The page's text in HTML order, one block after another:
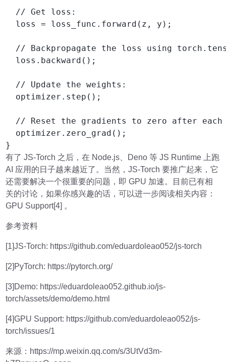
  // Get loss:
  loss = loss_func.forward(z, y);
// Backpropagate the loss using
  loss.backward();
  // Update the weights:
  optimizer.step();
// Reset the gradients to zero after each
  optimizer.zero_grad();
}
有了 JS-Torch 之后，在 Node.js、Deno 等 JS Runtime 上跑
AI 应用的日子越来越近了。当然，JS-Torch 要推广起来，它
还需要解决一个很重要的问题，即 GPU 加速。目前已有相
关的讨论，如果你感兴趣的话，可以进一步阅读相关内容：
GPU Support[4] 。
参考资料
[1]JS-Torch: https://github.com/eduardoleao052/js-torch
[2]PyTorch: https://pytorch.org/
[3]Demo: https://eduardoleao052.github.io/js-
torch/assets/demo/demo.html
[4]GPU Support: https://github.com/eduardoleao052/js-
torch/issues/1
来源：https://mp.weixin.qq.com/s/3UtVd3m-